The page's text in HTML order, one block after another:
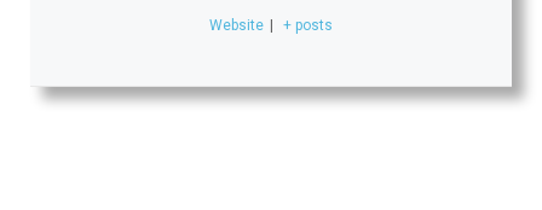
Website | + posts